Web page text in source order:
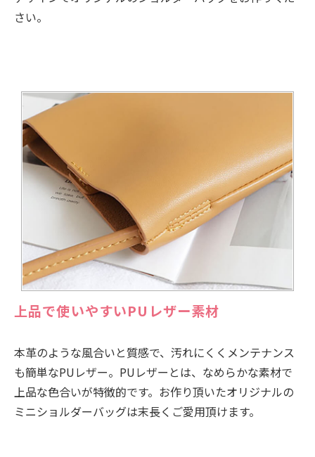
さい。
上品で使いやすいPUレザー素材
本革のような風合いと質感で、汚れにくくメンテナンス
も簡単なPUレザー。PUレザーとは、なめらかな素材で
上品な色合いが特徴的です。お作り頂いたオリジナルの
ミニショルダーバッグは末長くご愛用頂けます。